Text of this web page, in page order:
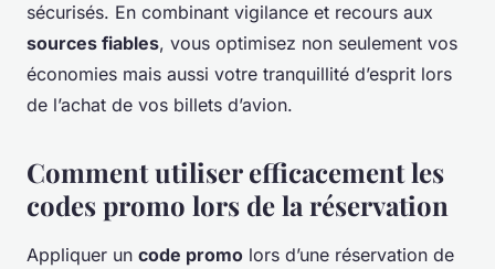
sécurisés. En combinant vigilance et recours aux
sources fiables, vous optimisez non seulement vos
économies mais aussi votre tranquillité d’esprit lors
de l’achat de vos billets d’avion.
Comment utiliser efficacement les
codes promo lors de la réservation
Appliquer un code promo lors d’une réservation de